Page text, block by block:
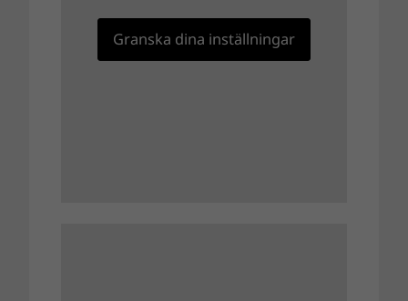
Granska dina inställningar